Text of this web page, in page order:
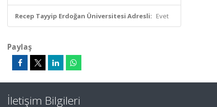
Recep Tayyip Erdoğan Üniversitesi Adresli: Evet
Paylaş
İletişim Bilgileri